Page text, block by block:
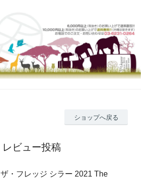
ショップへ戻る
レビュー投稿
ザ・フレッジ シラー 2021 The